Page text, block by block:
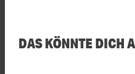
DAS KÖNNTE DICH